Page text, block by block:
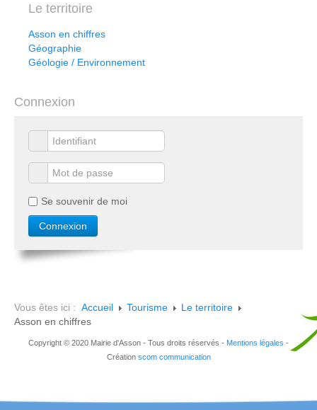
Le territoire
Asson en chiffres
Géographie
Géologie / Environnement
Connexion
Se souvenir de moi
Vous êtes ici : Accueil Tourisme
Le territoire
Asson en chiffres
Copyright © 2020 Mairie d'Asson - Tous droits réservés - Mentions légales -
Création scom communication